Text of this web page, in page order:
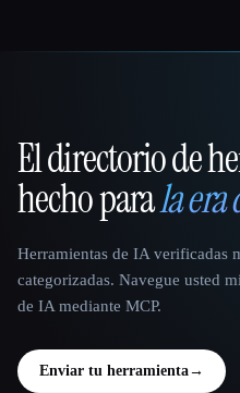
That AI Collection
El directorio de
hecho parala era
Herramientas de IA verificadas
categorizadas. Navegue usted
de IA mediante MCP.
Enviar tu herramienta→